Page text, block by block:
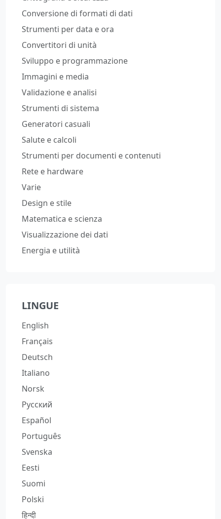
Conversione di formati di dati
Strumenti per data e ora
Convertitori di unità
Sviluppo e programmazione
Immagini e media
Validazione e analisi
Strumenti di sistema
Generatori casuali
Salute e calcoli
Strumenti per documenti e contenuti
Rete e hardware
Varie
Design e stile
Matematica e scienza
Visualizzazione dei dati
Energia e utilità
LINGUE
English
Français
Deutsch
Italiano
Norsk
Русский
Español
Português
Svenska
Eesti
Suomi
Polski
हिन्दी